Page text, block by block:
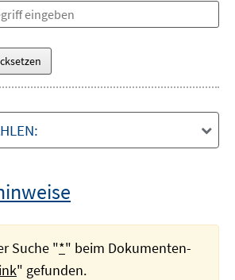
Suche "*" beim Dokumenten-
" gefunden.